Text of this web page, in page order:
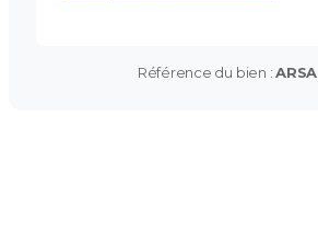
Référence du bien :ARSA